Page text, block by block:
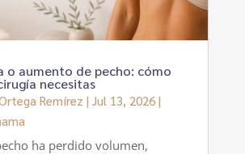
o aumento de pecho: cómo
necesitas
Remírez | Jul 13, 2026|
ha perdido volumen,